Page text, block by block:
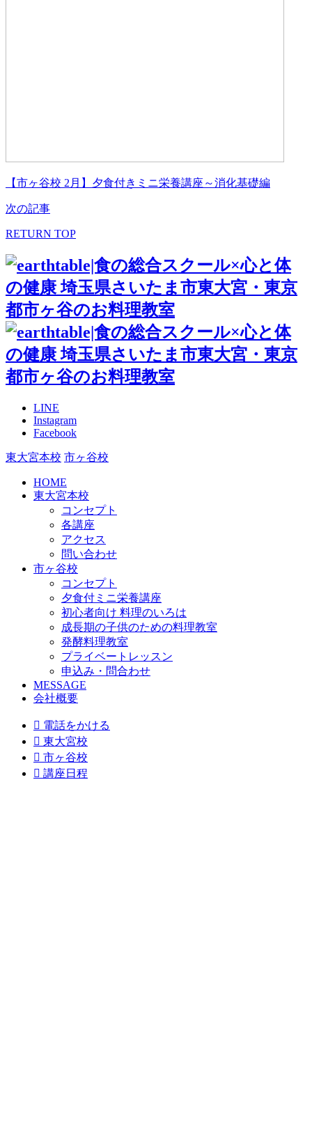
【市ヶ谷校 2月】夕食付きミニ栄養講座～消化基礎編
次の記事
RETURN TOP
LINE
Instagram
Facebook
東大宮本校 市ヶ谷校
HOME
東大宮本校
コンセプト
各講座
アクセス
問い合わせ
市ヶ谷校
コンセプト
夕食付ミニ栄養講座
初心者向け 料理のいろは
成長期の子供のための料理教室
発酵料理教室
プライベートレッスン
申込み・問合わせ
MESSAGE
会社概要
 電話をかける
 東大宮校
 市ヶ谷校
 講座日程